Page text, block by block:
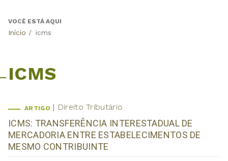
Back
VOCÊ ESTÁ AQUI
Início / icms
ICMS
ARTIGO Direito Tributário
ICMS: TRANSFERÊNCIA INTERESTADUAL DE
MERCADORIA ENTRE ESTABELECIMENTOS DE
MESMO CONTRIBUINTE